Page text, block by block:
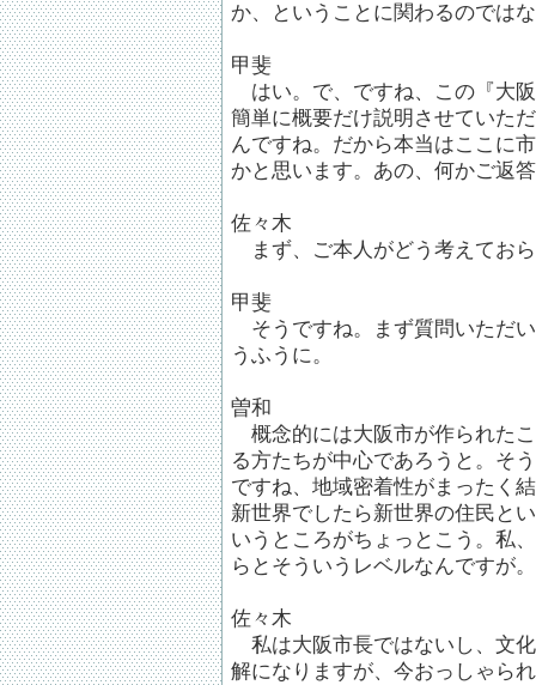
か、ということに関わるのでは
甲斐
はい。で、ですね、この『大
簡単に概要だけ説明させていた
んですね。だから本当はここに
かと思います。あの、何かご返
佐々木
まず、ご本人がどう考えてお
甲斐
そうですね。まず質問いただ
うふうに。
曽和
概念的には大阪市が作られた
る方たちが中心であろうと。そ
ですね、地域密着性がまったく
新世界でしたら新世界の住民と
いうところがちょっとこう。私
らとそういうレベルなんですが。
佐々木
私は大阪市長ではないし、文
解になりますが、今おっしゃら